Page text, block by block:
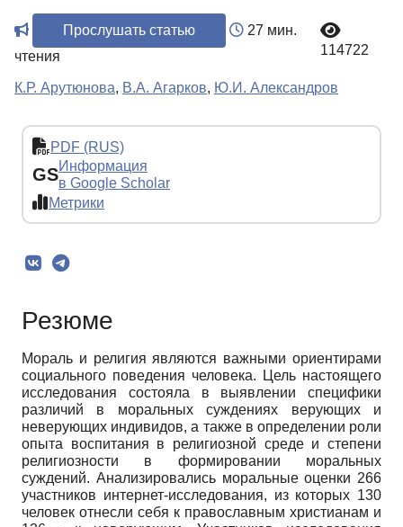
Прослушать статью
27 мин.
чтения
114722
К.Р. Арутюнова, В.А. Агарков, Ю.И. Александров
PDF (RUS)
GSИнформация
в Google Scholar
Метрики
Резюме
Мораль и религия являются важными ориентирами
социального поведения человека. Цель настоящего
исследования состояла в выявлении специфики
различий в моральных суждениях верующих и
неверующих индивидов, а также в определении роли
опыта воспитания в религиозной среде и степени
религиозности в формировании моральных
суждений. Анализировались моральные оценки 266
участников интернет-исследования, из которых 130
человек отнесли себя к православным христианам и